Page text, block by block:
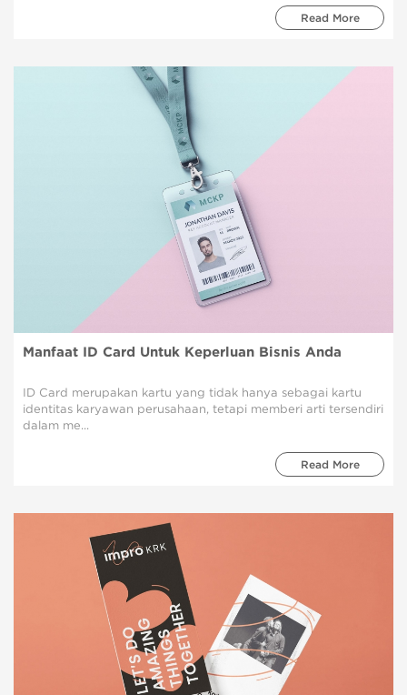
Read More
Manfaat ID Card Untuk Keperluan Bisnis Anda
ID Card merupakan kartu yang tidak hanya sebagai kartu
identitas karyawan perusahaan, tetapi memberi arti tersendiri
dalam me...
Read More